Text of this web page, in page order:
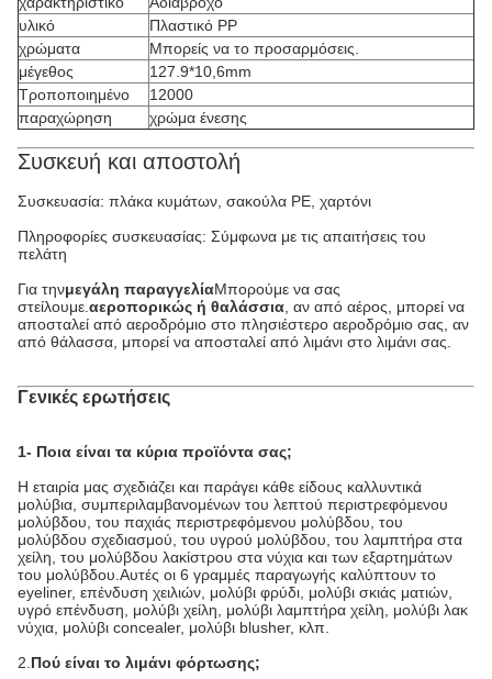
υλικό
Πλαστικό PP
χρώματα
Μπορείς να το προσαρμόσεις.
μέγεθος
127.9*10,6mm
Τροποποιημένο
12000
παραχώρηση
χρώμα ένεσης
Συσκευή και αποστολή
Συσκευασία: πλάκα κυμάτων, σακούλα PE, χαρτόνι
Πληροφορίες συσκευασίας: Σύμφωνα με τις απαιτήσεις του
πελάτη
Για τηνμεγάλη παραγγελίαΜπορούμε να σας
στείλουμε. αεροπορικώς ή θαλάσσια , αν από αέρος, μπορεί να
αποσταλεί από αεροδρόμιο στο πλησιέστερο αεροδρόμιο σας, αν
από θάλασσα, μπορεί να αποσταλεί από λιμάνι στο λιμάνι σας.
Γενικές ερωτήσεις
1- Ποια είναι τα κύρια προϊόντα σας;
Η εταιρία μας σχεδιάζει και παράγει κάθε είδους καλλυντικά
μολύβια, συμπεριλαμβανομένων του λεπτού περιστρεφόμενου
μολύβδου, του παχιάς περιστρεφόμενου μολύβδου, του
μολύβδου σχεδιασμού, του υγρού μολύβδου, του λαμπτήρα στα
χείλη, του μολύβδου λακίστρου στα νύχια και των εξαρτημάτων
του μολύβδου.Αυτές οι 6 γραμμές παραγωγής καλύπτουν το
eyeliner, επένδυση χειλιών, μολύβι φρύδι, μολύβι σκιάς ματιών,
υγρό επένδυση, μολύβι χείλη, μολύβι λαμπτήρα χείλη, μολύβι λακ
νύχια, μολύβι concealer, μολύβι blusher, κλπ.
2. Πού είναι το λιμάνι φόρτωσης;